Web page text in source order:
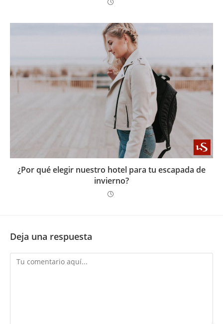
¿Por qué elegir nuestro hotel para tu escapada de
invierno?
Deja una respuesta